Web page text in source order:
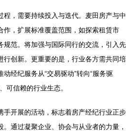
程，需要持续投入与迭代。麦田房产与中
作，扩展标准覆盖范围，如探索租赁市
规范。将加强与国际同行的交流，引入先
行创新。更重要的是，行业各方需共同培
经纪服务从“交易驱动”转向“服务驱
可信赖的行业生态。
手开展的活动，标志着房产经纪行业正步
。通过凝聚企业、协会与从业者的力量，